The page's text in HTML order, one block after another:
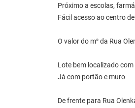
Próximo a escolas,
Fácil acesso ao centro
O valor do m² da Rua
Lote bem localizado
Já com portão e muro
De frente para Rua